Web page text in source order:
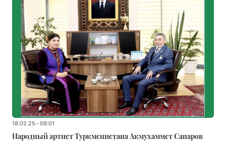
18.02.25 - 09:01
Народный артист Туркменистана Акмухаммет Сапаров